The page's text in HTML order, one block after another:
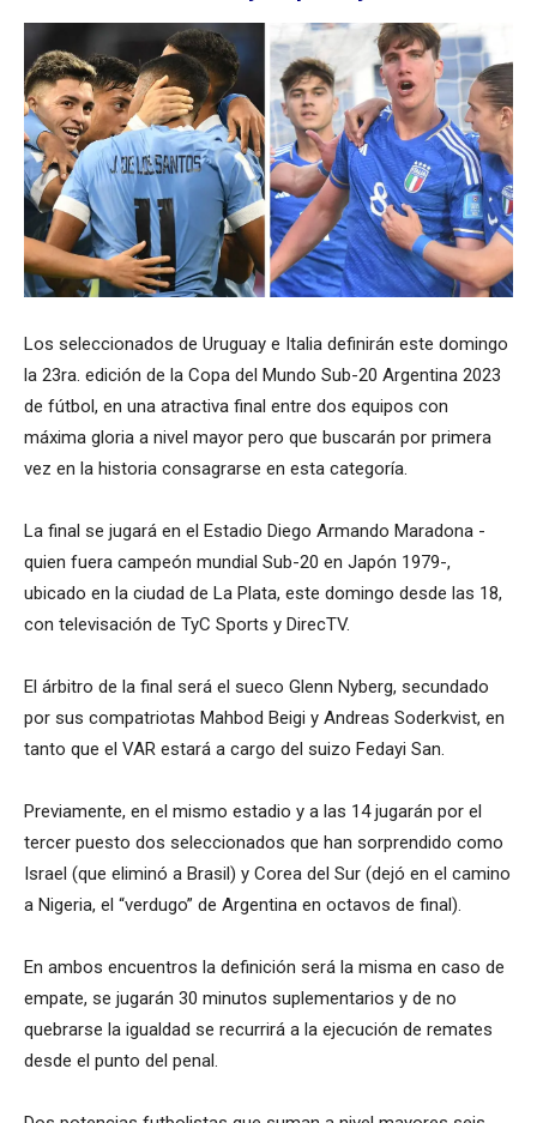
Los seleccionados de Uruguay e Italia definirán este domingo
la 23ra. edición de la Copa del Mundo Sub-20 Argentina 2023
de fútbol, en una atractiva final entre dos equipos con
máxima gloria a nivel mayor pero que buscarán por primera
vez en la historia consagrarse en esta categoría.
La final se jugará en el Estadio Diego Armando Maradona -
quien fuera campeón mundial Sub-20 en Japón 1979-,
ubicado en la ciudad de La Plata, este domingo desde las 18,
con televisación de TyC Sports y DirecTV.
El árbitro de la final será el sueco Glenn Nyberg, secundado
por sus compatriotas Mahbod Beigi y Andreas Soderkvist, en
tanto que el VAR estará a cargo del suizo Fedayi San.
Previamente, en el mismo estadio y a las 14 jugarán por el
tercer puesto dos seleccionados que han sorprendido como
Israel (que eliminó a Brasil) y Corea del Sur (dejó en el camino
a Nigeria, el “verdugo” de Argentina en octavos de final).
En ambos encuentros la definición será la misma en caso de
empate, se jugarán 30 minutos suplementarios y de no
quebrarse la igualdad se recurrirá a la ejecución de remates
desde el punto del penal.